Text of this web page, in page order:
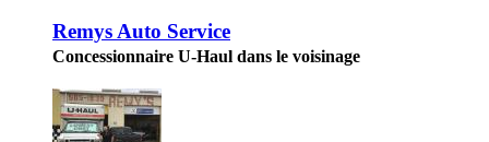
Remys Auto Service
Concessionnaire U-Haul dans le voisinage